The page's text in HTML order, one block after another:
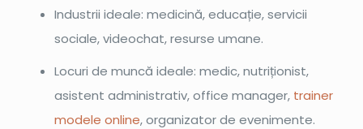
Industrii ideale: medicină, educație, servicii
sociale, videochat, resurse umane.
Locuri de muncă ideale: medic, nutriționist,
asistent administrativ, office manager, trainer
modele online, organizator de evenimente.